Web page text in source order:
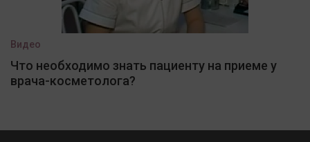
Видео
Что необходимо знать пациенту на приеме у
врача-косметолога?